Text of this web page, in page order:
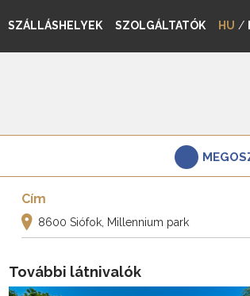
SZÁLLÁSHELYEK SZOLGÁLTATÓK HU /
Cím
8600 Siófok, Millennium park
További látnivalók